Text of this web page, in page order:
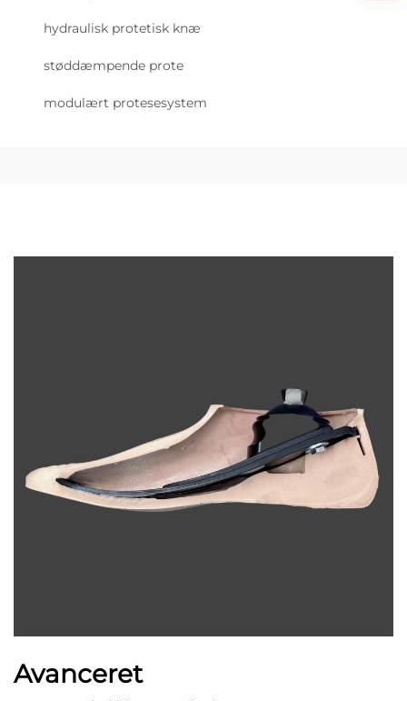
hydraulisk protetisk knæ
støddæmpende prote
modulært protesesystem
Avanceret